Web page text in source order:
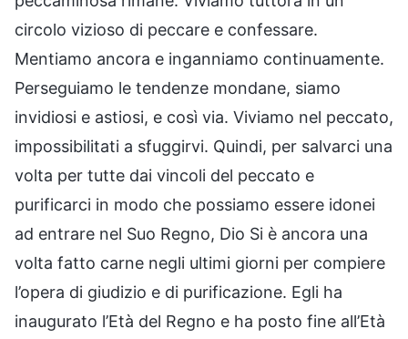
circolo vizioso di peccare e confessare.
Mentiamo ancora e inganniamo continuamente.
Perseguiamo le tendenze mondane, siamo
invidiosi e astiosi, e così via. Viviamo nel peccato,
impossibilitati a sfuggirvi. Quindi, per salvarci una
volta per tutte dai vincoli del peccato e
purificarci in modo che possiamo essere idonei
ad entrare nel Suo Regno, Dio Si è ancora una
volta fatto carne negli ultimi giorni per compiere
l’opera di giudizio e di purificazione. Egli ha
inaugurato l’Età del Regno e ha posto fine all’Età